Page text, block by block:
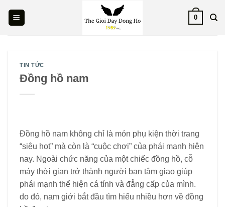
0
TIN TỨC
Đồng hồ nam
Đồng hồ nam không chỉ là món phụ kiện thời trang
“siêu hot” mà còn là “cuộc chơi” của phái mạnh hiện
nay. Ngoài chức năng của một chiếc đồng hồ, cỗ
máy thời gian trở thành người bạn tâm giao giúp
phái mạnh thể hiện cá tính và đẳng cấp của mình.
do đó, nam giới bắt đầu tìm hiểu nhiều hơn về đồng